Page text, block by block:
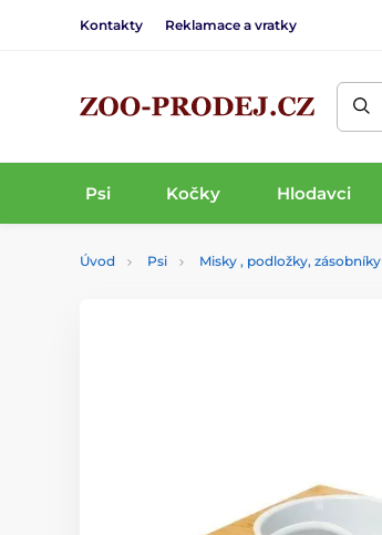
Kontakty Reklamace a vratky
Psi Kočky Hlodavci
Úvod Psi Misky , podložky, zásobníky